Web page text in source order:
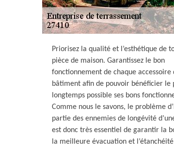
Priorisez la qualité et l’esthétique de
pièce de maison. Garantissez le bon
fonctionnement de chaque accessoire
bâtiment afin de pouvoir bénéficier le
longtemps possible ses bons
Comme nous le savons, le problème
partie des ennemies de longévité
est donc très essentiel de garantir la
la meilleure évacuation et